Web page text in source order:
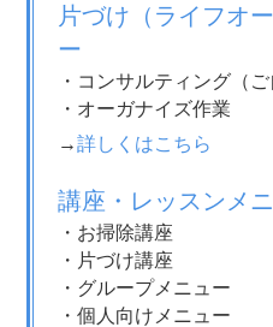
片づけ（ライフオ
ー
・コンサルティング（ご
・オーガナイズ作業
→詳しくはこちら
講座・レッスンメ
・お掃除講座
・片づけ講座
・グループメニュー
・個人向けメニュー